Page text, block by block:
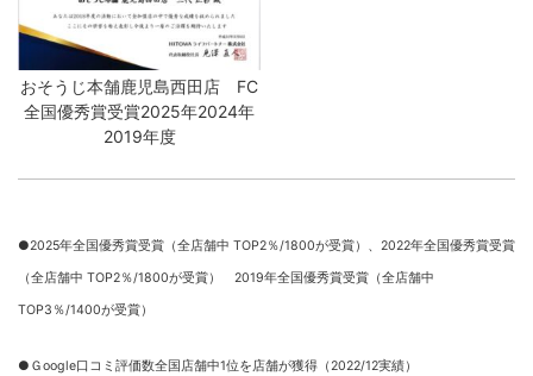
おそうじ本舗鹿児島西田店 FC
全国優秀賞受賞2025年2024年
2019年度
●2025年全国優秀賞受賞（全店舗中 TOP2％/1800が受賞）、 2022年全国優秀賞受賞
（全店舗中 TOP2％/1800が受賞） 2019年全国優秀賞受賞（全店舗中
TOP3％/1400が受賞）
●Ｇoogle口コミ評価数全国店舗中1位を店舗が獲得（2022/12実績）